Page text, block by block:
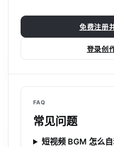
免费注册
登录创
FAQ
常见问题
短视频 BGM 怎么